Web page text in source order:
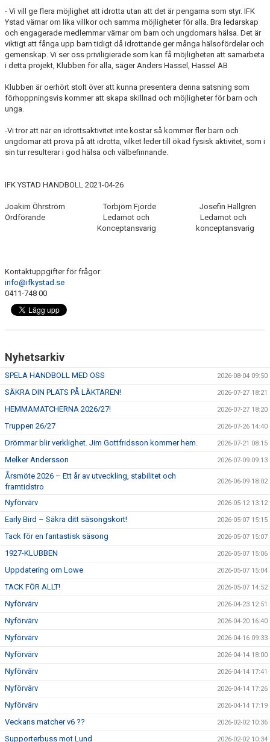
- Vi vill ge flera möjlighet att idrotta utan att det är pengarna som styr. IFK
Ystad värnar om lika villkor och samma möjligheter för alla. Bra ledarskap
och engagerade medlemmar värnar om barn och ungdomars hälsa. Det är
viktigt att fånga upp barn tidigt då idrottande ger många hälsofördelar och
gemenskap. Vi ser oss priviligierade som kan få möjligheten att samarbeta
i detta projekt, Klubben för alla, säger Anders Hassel, Hassel AB
Klubben är oerhört stolt över att kunna presentera denna satsning som
förhoppningsvis kommer att skapa skillnad och möjligheter för barn och
unga.
-Vi tror att när en idrottsaktivitet inte kostar så kommer fler barn och
ungdomar att prova på att idrotta, vilket leder till ökad fysisk aktivitet, som i
sin tur resulterar i god hälsa och välbefinnande.
IFK YSTAD HANDBOLL 2021-04-26
Joakim Öhrström Torbjörn Fjorde Josefin Hallgren
Ordförande Ledamot och Ledamot och
Konceptansvarig konceptansvarig
Kontaktuppgifter för frågor:
info@ifkystad.se
0411-748 00
Nyhetsarkiv
SPELA HANDBOLL MED OSS 2026-08-04 09:50
SÄKRA DIN PLATS PÅ LÄKTAREN! 2026-07-27 18:21
HEMMAMATCHERNA 2026/27! 2026-07-27 18:20
Truppen 26/27 2026-07-26 14:40
Drömmar blir verklighet. Jim Gottfridsson kommer hem. 2026-07-21 08:15
Melker Andersson 2026-07-09 09:13
Årsmöte 2026 – Ett år av utveckling, stabilitet och
framtidstro
2026-06-09 18:02
Nyförvärv 2026-05-12 13:12
Early Bird – Säkra ditt säsongskort! 2026-05-07 15:15
Tack för en fantastisk säsong 2026-05-07 15:07
1927-KLUBBEN 2026-05-07 15:06
Uppdatering om Lowe 2026-05-07 15:04
TACK FÖR ALLT! 2026-05-07 14:52
Nyförvärv 2026-04-23 12:51
Nyförvärv 2026-04-20 16:40
Nyförvärv 2026-04-16 09:33
Nyförvärv 2026-04-14 18:00
Nyförvärv 2026-04-14 17:41
Nyförvärv 2026-04-14 17:26
Nyförvärv 2026-04-14 17:19
Veckans matcher v6 ?? 2026-02-02 10:36
Supporterbuss mot Lund 2026-02-02 10:34